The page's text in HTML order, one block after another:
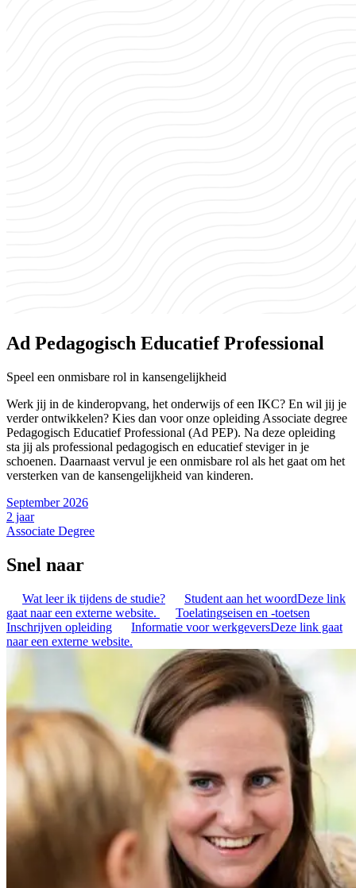
Ad Pedagogisch Educatief Professional
Speel een onmisbare rol in kansengelijkheid
Werk jij in de kinderopvang, het onderwijs of een IKC? En wil jij je
verder ontwikkelen? Kies dan voor onze opleiding Associate degree
Pedagogisch Educatief Professional (Ad PEP). Na deze opleiding
sta jij als professional pedagogisch en educatief steviger in je
schoenen. Daarnaast vervul je een onmisbare rol als het gaat om het
versterken van de kansengelijkheid van kinderen.
September 2026
2 jaar
Associate Degree
Snel naar
Wat leer ik tijdens de studie? Student aan het woordDeze link
gaat naar een externe website.
Toelatingseisen en -toetsen
Inschrijven opleiding
Informatie voor werkgeversDeze link gaat
naar een externe website.